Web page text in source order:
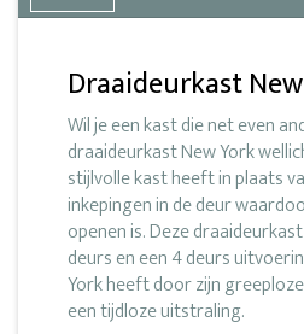
Draaideurkast
Wil je een kast die net even
draaideurkast New York
stijlvolle kast heeft in plaats
inkepingen in de deur
openen is. Deze
deurs en een 4 deurs
York heeft door zijn
een tijdloze uitstraling.